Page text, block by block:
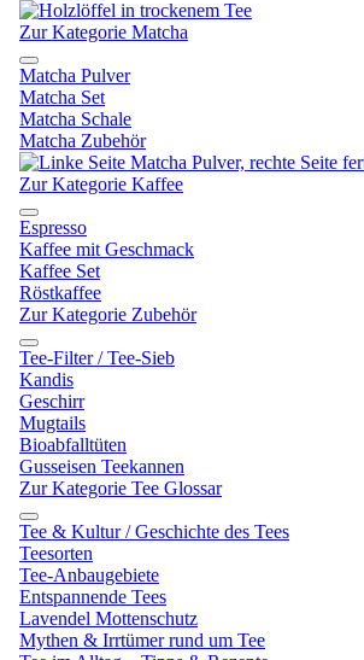
Zur Kategorie Matcha
Matcha Pulver
Matcha Set
Matcha Schale
Matcha Zubehör
Zur Kategorie Kaffee
Espresso
Kaffee mit Geschmack
Kaffee Set
Röstkaffee
Zur Kategorie Zubehör
Tee-Filter / Tee-Sieb
Kandis
Geschirr
Mugtails
Bioabfalltüten
Gusseisen Teekannen
Zur Kategorie Tee Glossar
Tee & Kultur / Geschichte des Tees
Teesorten
Tee-Anbaugebiete
Entspannende Tees
Lavendel Mottenschutz
Mythen & Irrtümer rund um Tee